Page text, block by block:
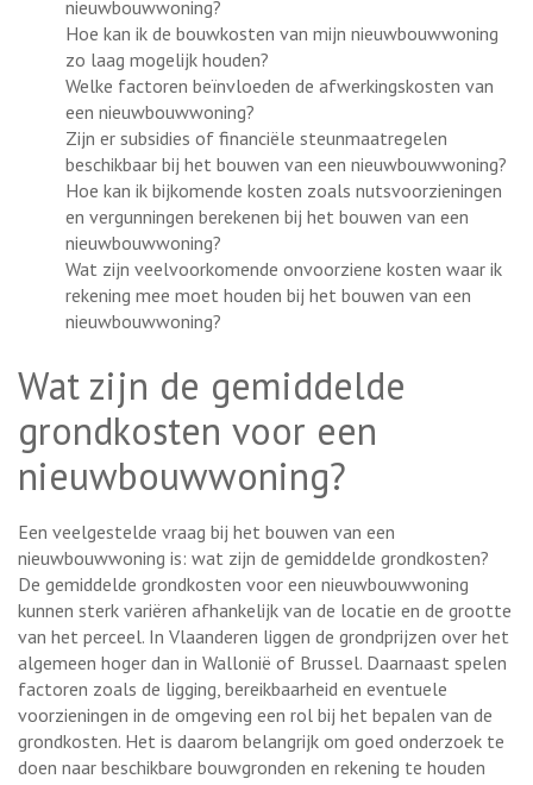
nieuwbouwwoning?
Hoe kan ik de bouwkosten van mijn nieuwbouwwoning
zo laag mogelijk houden?
Welke factoren beïnvloeden de afwerkingskosten van
een nieuwbouwwoning?
Zijn er subsidies of financiële steunmaatregelen
beschikbaar bij het bouwen van een nieuwbouwwoning?
Hoe kan ik bijkomende kosten zoals nutsvoorzieningen
en vergunningen berekenen bij het bouwen van een
nieuwbouwwoning?
Wat zijn veelvoorkomende onvoorziene kosten waar ik
rekening mee moet houden bij het bouwen van een
nieuwbouwwoning?
Wat zijn de gemiddelde
grondkosten voor een
nieuwbouwwoning?
Een veelgestelde vraag bij het bouwen van een
nieuwbouwwoning is: wat zijn de gemiddelde grondkosten?
De gemiddelde grondkosten voor een nieuwbouwwoning
kunnen sterk variëren afhankelijk van de locatie en de grootte
van het perceel. In Vlaanderen liggen de grondprijzen over het
algemeen hoger dan in Wallonië of Brussel. Daarnaast spelen
factoren zoals de ligging, bereikbaarheid en eventuele
voorzieningen in de omgeving een rol bij het bepalen van de
grondkosten. Het is daarom belangrijk om goed onderzoek te
doen naar beschikbare bouwgronden en rekening te houden